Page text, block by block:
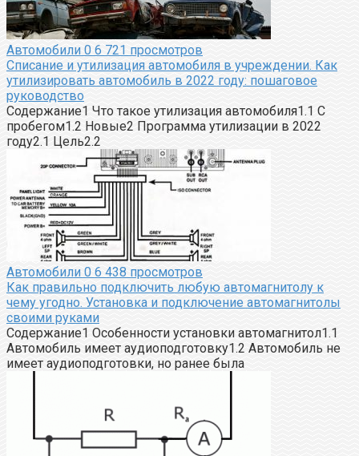
Автомобили 0 6 721 просмотров
Списание и утилизация автомобиля в учреждении. Как
утилизировать автомобиль в 2022 году: пошаговое
руководство
Содержание1 Что такое утилизация автомобиля1.1 С
пробегом1.2 Новые2 Программа утилизации в 2022
году2.1 Цель2.2
Автомобили 0 6 438 просмотров
Как правильно подключить любую автомагнитолу к
чему угодно. Установка и подключение автомагнитолы
своими руками
Содержание1 Особенности установки автомагнитол1.1
Автомобиль имеет аудиоподготовку1.2 Автомобиль не
имеет аудиоподготовки, но ранее была